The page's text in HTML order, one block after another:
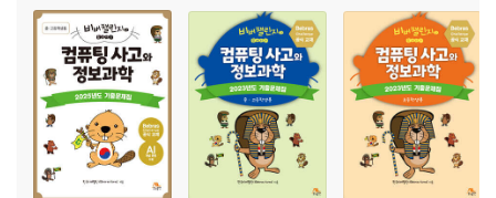
08. 집 가는 길
09. 파티 주차
10. 비밀 메시지
그룹 III : 초등학교 5~6학년용
01. 섬 탐사 여행